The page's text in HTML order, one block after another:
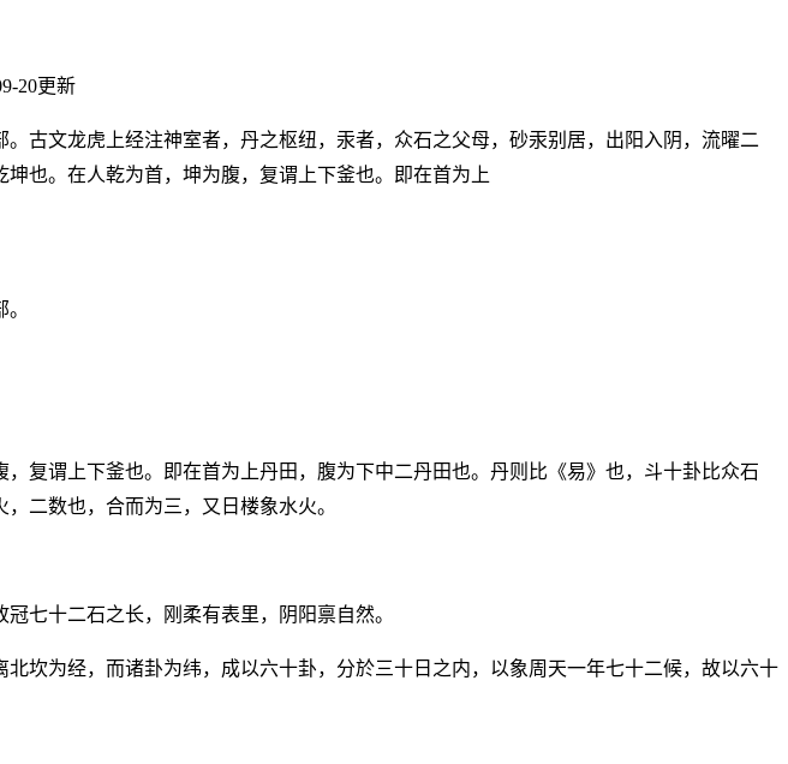
20更新
古文龙虎上经注神室者，丹之枢纽，汞者，众石之父母，砂汞别居，出阳入阴，流曜二
也。在人乾为首，坤为腹，复谓上下釜也。即在首为上
复谓上下釜也。即在首为上丹田，腹为下中二丹田也。丹则比《易》也，斗十卦比众石
二数也，合而为三，又日楼象水火。
七十二石之长，刚柔有表里，阴阳禀自然。
坎为经，而诸卦为纬，成以六十卦，分於三十日之内，以象周天一年七十二候，故以六十